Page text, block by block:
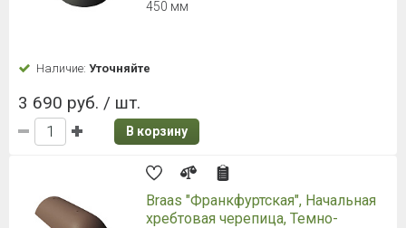
Обустройство торцов конька. 2,9 кг.
Наличие: Уточняйте
1 990 руб. / шт.
В корзину
Торцевая черепица Braas
Франкфуртская, черный